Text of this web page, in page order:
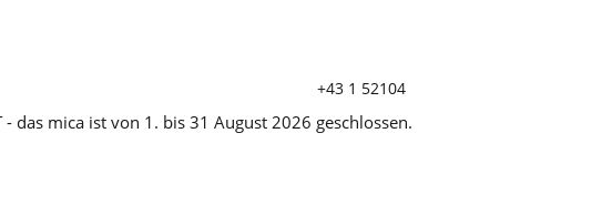
+43 1 52104
- das mica ist von 1. bis 31 August 2026 geschlossen.